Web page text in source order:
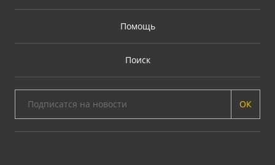
Помощь
Поиск
ОК